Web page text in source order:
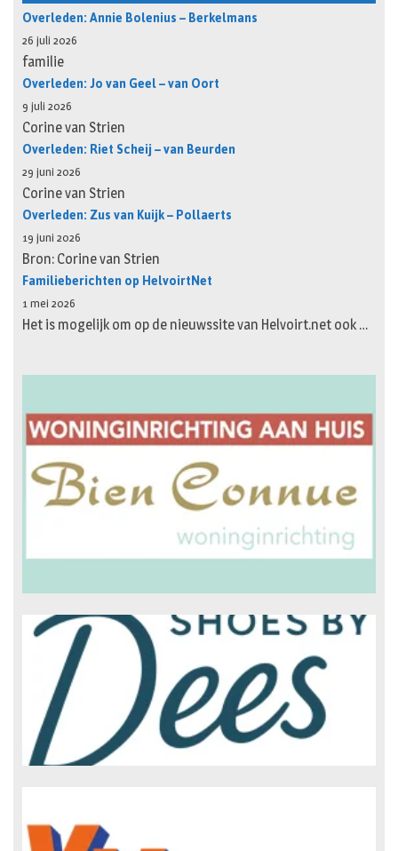
Overleden: Annie Bolenius – Berkelmans
26 juli 2026
familie
Overleden: Jo van Geel – van Oort
9 juli 2026
Corine van Strien
Overleden: Riet Scheij – van Beurden
29 juni 2026
Corine van Strien
Overleden: Zus van Kuijk – Pollaerts
19 juni 2026
Bron: Corine van Strien
Familieberichten op HelvoirtNet
1 mei 2026
Het is mogelijk om op de nieuwssite van Helvoirt.net ook …